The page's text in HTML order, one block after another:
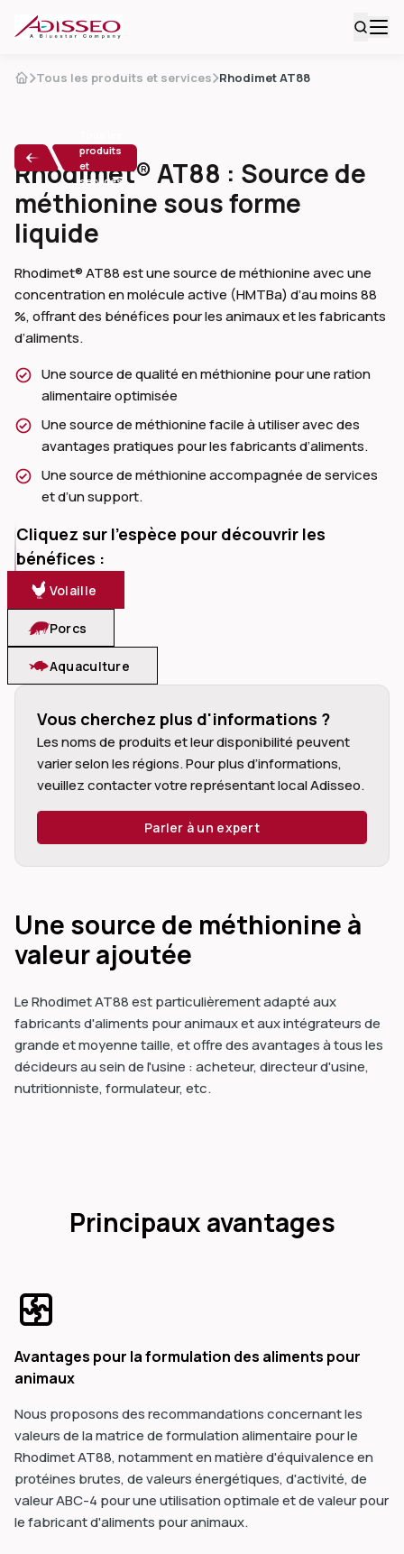
Tous les produits et services Rhodimet AT88
produits
et
services
Rhodimet® AT88 : Source de
méthionine sous forme
liquide
Rhodimet® AT88 est une source de méthionine avec une
concentration en molécule active (HMTBa) d’au moins 88
%, offrant des bénéfices pour les animaux et les fabricants
d’aliments.
Une source de qualité en méthionine pour une ration
alimentaire optimisée
Une source de méthionine facile à utiliser avec des
avantages pratiques pour les fabricants d’aliments.
Une source de méthionine accompagnée de services
et d’un support.
Cliquez sur l’espèce pour découvrir les
bénéfices :
Volaille
Porcs
Aquaculture
Vous cherchez plus d'informations ?
Les noms de produits et leur disponibilité peuvent
varier selon les régions. Pour plus d’informations,
veuillez contacter votre représentant local Adisseo.
Parler à un expert
Une source de méthionine à
valeur ajoutée
Le Rhodimet AT88 est particulièrement adapté aux
fabricants d'aliments pour animaux et aux intégrateurs de
grande et moyenne taille, et offre des avantages à tous les
décideurs au sein de l'usine : acheteur, directeur d'usine,
nutritionniste, formulateur, etc.
Principaux avantages
Avantages pour la formulation des aliments pour
animaux
Nous proposons des recommandations concernant les
valeurs de la matrice de formulation alimentaire pour le
Rhodimet AT88, notamment en matière d'équivalence en
protéines brutes, de valeurs énergétiques, d'activité, de
valeur ABC-4 pour une utilisation optimale et de valeur pour
le fabricant d'aliments pour animaux.